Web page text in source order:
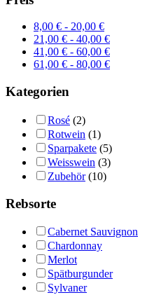
8,00 € - 20,00 €
21,00 € - 40,00 €
41,00 € - 60,00 €
61,00 € - 80,00 €
Kategorien
Rosé (2)
Rotwein (1)
Sparpakete (5)
Weisswein (3)
Zubehör (10)
Rebsorte
Cabernet Sauvignon
Chardonnay
Merlot
Spätburgunder
Sylvaner